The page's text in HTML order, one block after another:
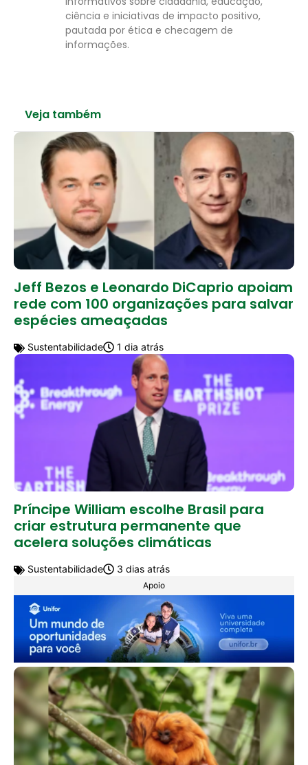
ciência e iniciativas de impacto positivo,
pautada por ética e checagem de
informações.
Veja também
Jeff Bezos e Leonardo DiCaprio apoiam
rede com 100 organizações para salvar
espécies ameaçadas
Sustentabilidade 1 dia atrás
Príncipe William escolhe Brasil para
criar estrutura permanente que
acelera soluções climáticas
Sustentabilidade 3 dias atrás
Apoio